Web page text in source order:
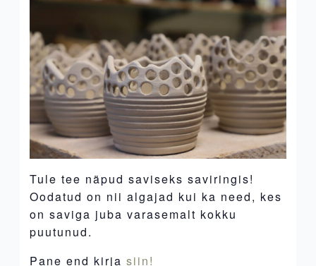
Tule tee näpud saviseks saviringis!
Oodatud on nii algajad kui ka need, kes
on saviga juba varasemalt kokku
puutunud.
Pane end kirja siin!